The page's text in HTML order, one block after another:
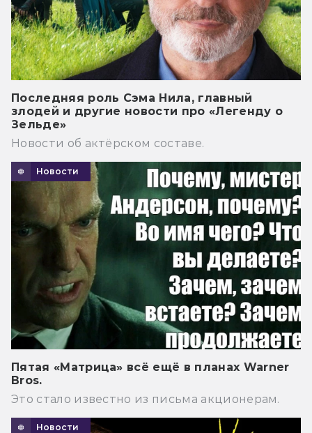
Последняя роль Сэма Нила, главный
злодей и другие новости про «Легенду о
Зельде»
Новости об актёрском составе.
Новости
Пятая «Матрица» всё ещё в планах Warner
Bros.
Это стало известно из письма акционерам.
Новости